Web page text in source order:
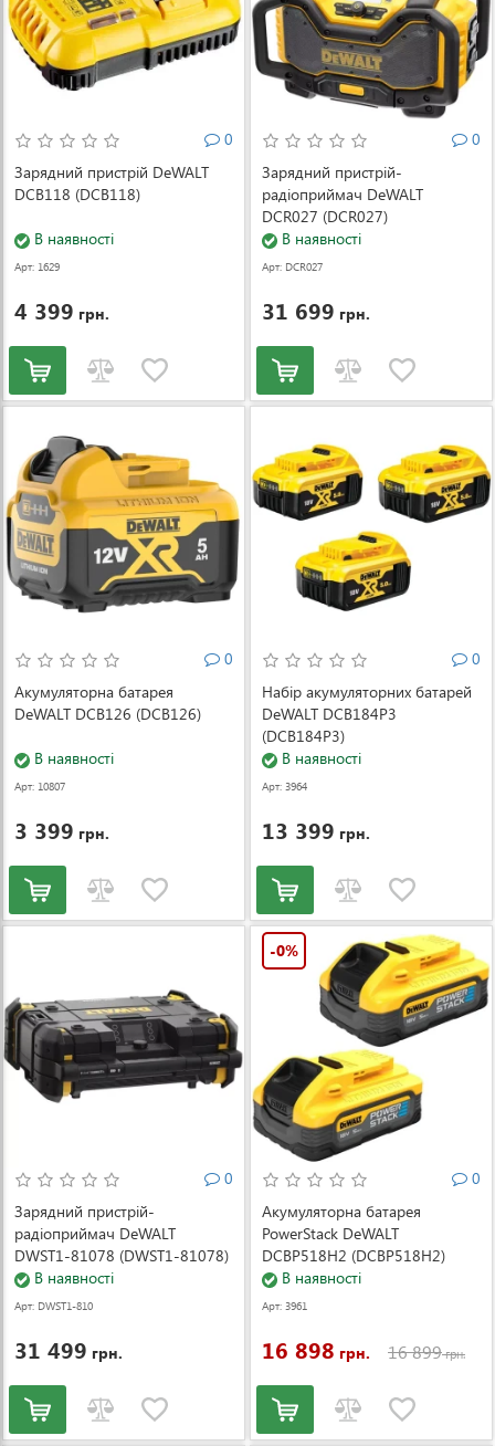
0
Зарядний пристрій DeWALT
DCB118 (DCB118)
В наявності
Арт: 1629
4 399 грн.
0
Зарядний пристрій-
радіоприймач DeWALT
DCR027 (DCR027)
В наявності
Арт: DCR027
31 699 грн.
0
Акумуляторна батарея
DeWALT DCB126 (DCB126)
В наявності
Арт: 10807
3 399 грн.
0
Набір акумуляторних батарей
DeWALT DCB184P3
(DCB184P3)
В наявності
Арт: 3964
13 399 грн.
0
Зарядний пристрій-
радіоприймач DeWALT
DWST1-81078 (DWST1-81078)
В наявності
Арт: DWST1-810
31 499 грн.
-0%
0
Акумуляторна батарея
PowerStack DeWALT
DCBP518H2 (DCBP518H2)
В наявності
Арт: 3961
16 898 грн. 16 899грн.